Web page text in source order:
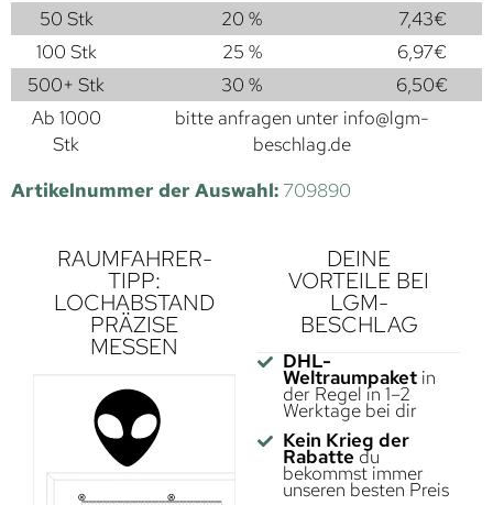
50 Stk
20 % 7,43€
100 Stk
25 % 6,97€
500+ Stk
30 % 6,50€
Ab 1000
Stk
bitte anfragen unter info@lgm-
beschlag.de
Artikelnummer der Auswahl: 709890
RAUMFAHRER-
TIPP:
LOCHABSTAND
PRÄZISE
MESSEN
DEINE
VORTEILE BEI
LGM-
BESCHLAG
DHL-
Weltraumpaketin
der Regel in 1–2
Werktage bei dir
Kein Krieg der
Rabatte du
bekommst immer
unseren besten Preis